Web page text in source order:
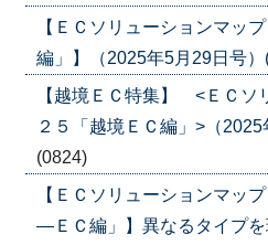
【ＥＣソリューションマッ
編」】（2025年5月29日号
【越境ＥＣ特集】 <ＥＣソ
２５「越境ＥＣ編」>（
(0824)
【ＥＣソリューションマ
―ＥＣ編」】異なるタイプ